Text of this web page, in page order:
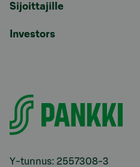
Sijoittajille
Investors
Y-tunnus: 2557308-3